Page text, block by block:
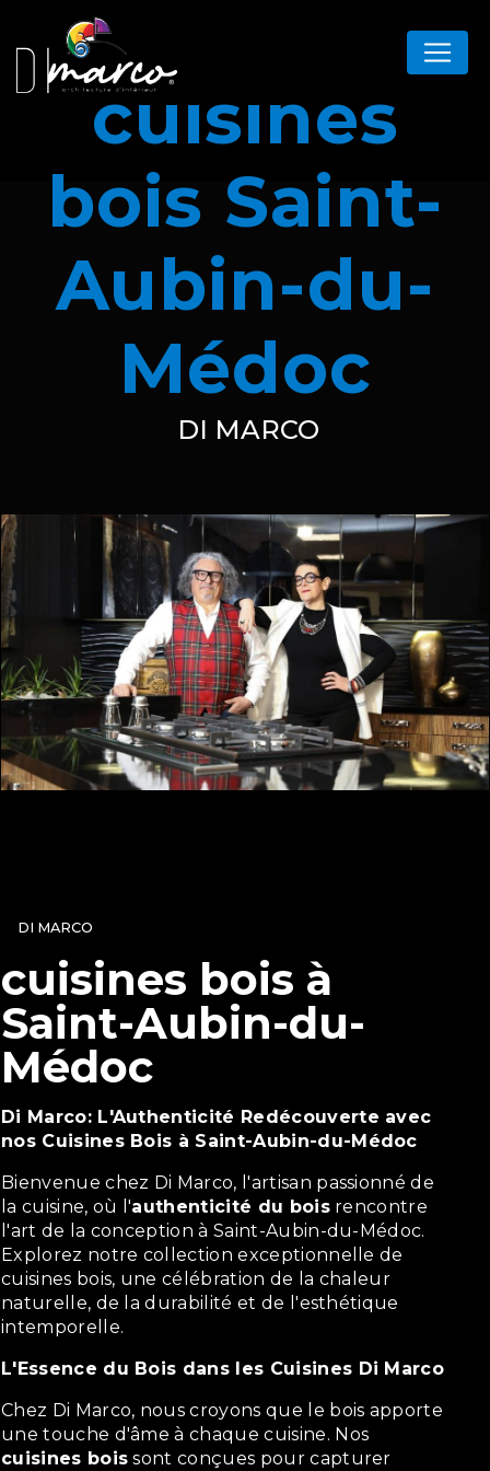
cuisines
bois Saint-
Aubin-du-
Médoc
DI MARCO
DI MARCO
cuisines bois à
Saint-Aubin-du-
Médoc
Di Marco: L'Authenticité Redécouverte avec
nos Cuisines Bois à Saint-Aubin-du-Médoc
Bienvenue chez Di Marco, l'artisan passionné de
la cuisine, où l'authenticité du boisrencontre
l'art de la conception à Saint-Aubin-du-Médoc.
Explorez notre collection exceptionnelle de
cuisines bois, une célébration de la chaleur
naturelle, de la durabilité et de l'esthétique
intemporelle.
L'Essence du Bois dans les Cuisines Di Marco
Chez Di Marco, nous croyons que le bois apporte
une touche d'âme à chaque cuisine. Nos
cuisines bois sont conçues pour capturer